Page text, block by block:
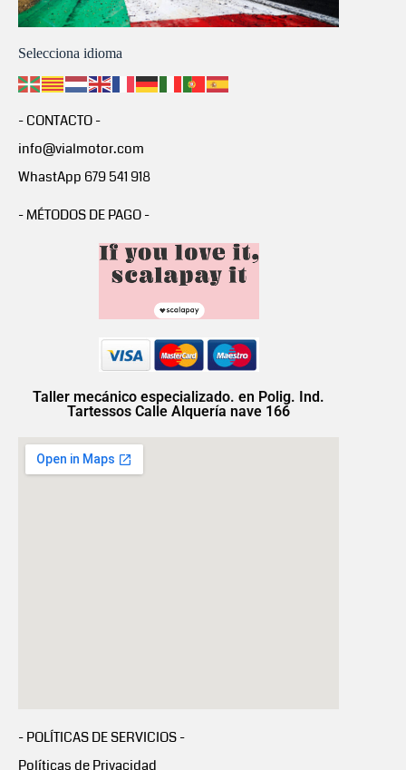
Selecciona idioma
- CONTACTO -
info@vialmotor.com
WhastApp 679 541 918
- MÉTODOS DE PAGO -
Taller mecánico especializado. en Polig. Ind.
Tartessos Calle Alquería nave 166
- POLÍTICAS DE SERVICIOS -
Políticas de Privacidad